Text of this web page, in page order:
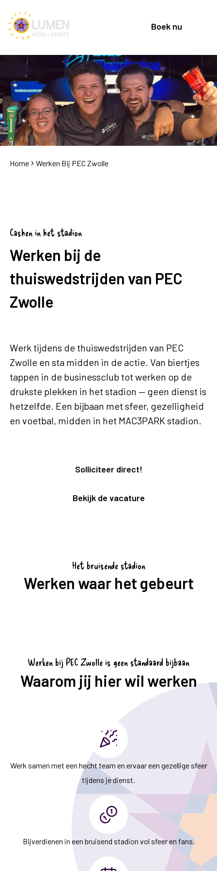
Boek nu
Home Werken Bij PEC Zwolle
Cashen in het stadion
Werken bij de
thuiswedstrijden van PEC
Zwolle
Werk tijdens de thuiswedstrijden van PEC
Zwolle en sta midden in de actie. Van biertjes
tappen in de businessclub tot werken op de
drukste plekken in het stadion — geen dienst is
hetzelfde. Een bijbaan met sfeer, gezelligheid
en voetbal, midden in het MAC3PARK stadion.
Solliciteer direct!
Bekijk de vacature
Het bruisende stadion
Werken waar het gebeurt
Werken bij PEC Zwolle is geen standaard bijbaan
Waarom jij hier wil werken
Werk samen met een hecht team en ervaar een gezellige sfeer
tijdens je dienst.
Bijverdienen in een bruisend stadion vol sfeer en fans.